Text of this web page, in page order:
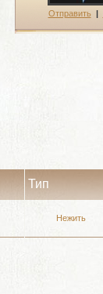
Отправить |
Тип
Нежить